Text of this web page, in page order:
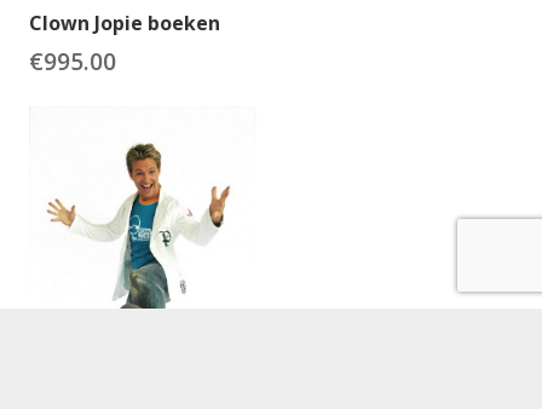
Clown Jopie boeken
€995.00